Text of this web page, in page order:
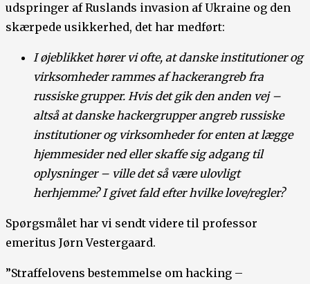
udspringer af Ruslands invasion af Ukraine og den
skærpede usikkerhed, det har medført:
I øjeblikket hører vi ofte, at danske institutioner og
virksomheder rammes af hackerangreb fra
russiske grupper. Hvis det gik den anden vej –
altså at danske hackergrupper angreb russiske
institutioner og virksomheder for enten at lægge
hjemmesider ned eller skaffe sig adgang til
oplysninger – ville det så være ulovligt
herhjemme? I givet fald efter hvilke love/regler?
Spørgsmålet har vi sendt videre til professor
emeritus Jørn Vestergaard.
”Straffelovens bestemmelse om hacking –